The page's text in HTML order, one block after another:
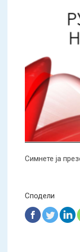
Симнете ја
Сподели